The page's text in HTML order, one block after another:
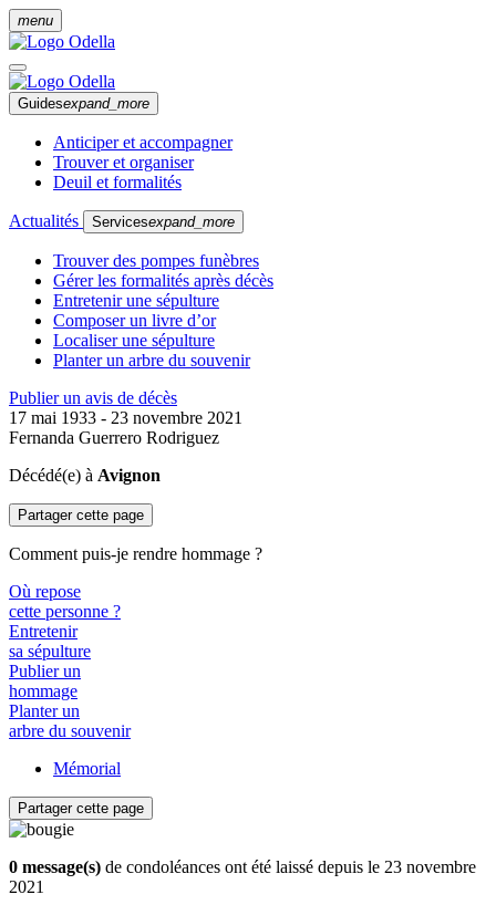
menu
Guidesexpand_more
Anticiper et accompagner
Trouver et organiser
Deuil et formalités
Actualités Servicesexpand_more
Trouver des pompes funèbres
Gérer les formalités après décès
Entretenir une sépulture
Composer un livre d’or
Localiser une sépulture
Planter un arbre du souvenir
Publier un avis de décès
17 mai 1933 - 23 novembre 2021
Fernanda Guerrero Rodriguez
Décédé(e) à Avignon
Partager cette page
Comment puis-je rendre hommage ?
Où repose
cette personne ?
Entretenir
sa sépulture
Publier un
hommage
Planter un
arbre du souvenir
Mémorial
Partager cette page
0 message(s) de condoléances ont été laissé depuis le 23 novembre
2021